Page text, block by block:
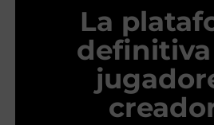
La
definitiva